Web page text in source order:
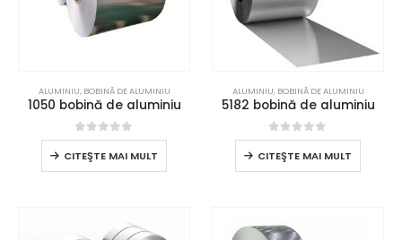
ALUMINIU, BOBINĂ DE ALUMINIU
1050 bobină de aluminiu
0din 5
CITEŞTE MAI MULT
ALUMINIU, BOBINĂ DE ALUMINIU
5182 bobină de aluminiu
0din 5
CITEŞTE MAI MULT